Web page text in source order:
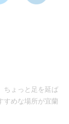
ちょっと足を延ば
すめな場所が宜蘭